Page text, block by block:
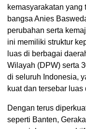
kemasyarakatan
bangsa Anies
perubahan serta
ini memiliki struktur
luas di berbagai
Wilayah (DPW) serta
di seluruh Indonesia,
kuat dan tersebar
Dengan terus
seperti Banten,